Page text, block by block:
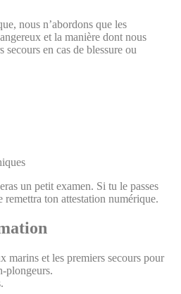
nous n’abordons que les
et la manière dont nous
en cas de blessure ou
un petit examen. Si tu le passes
remettra ton attestation numérique.
marins et les premiers secours pour
plongeurs.